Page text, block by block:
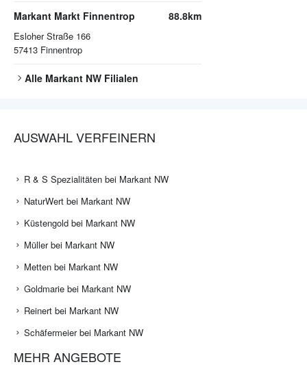
Markant Markt Finnentrop
Esloher Straße 166
57413 Finnentrop
88.8km
Alle Markant NW Filialen
AUSWAHL VERFEINERN
R & S Spezialitäten bei Markant NW
NaturWert bei Markant NW
Küstengold bei Markant NW
Müller bei Markant NW
Metten bei Markant NW
Goldmarie bei Markant NW
Reinert bei Markant NW
Schäfermeier bei Markant NW
MEHR ANGEBOTE